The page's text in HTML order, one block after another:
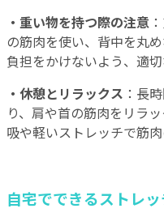
・重い物を持つ際の注意
の筋肉を使い、背中を丸
負担をかけないよう、適切
・休憩とリラックス ：長
り、肩や首の筋肉をリラ
吸や軽いストレッチで筋
自宅でできるストレッ